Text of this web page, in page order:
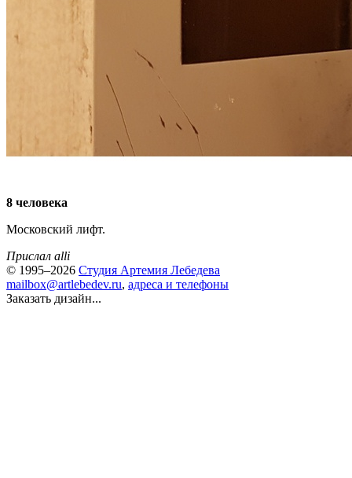
8 человека
Московский лифт.
Прислал alli
© 1995–2026 Студия Артемия Лебедева
mailbox@artlebedev.ru, адреса и телефоны
Заказать дизайн...